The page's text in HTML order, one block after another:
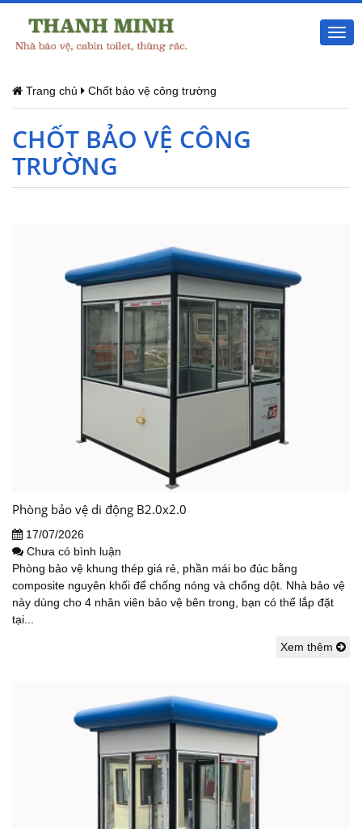
Trang chủ Chốt bảo vệ công trường
CHỐT BẢO VỆ CÔNG
TRƯỜNG
Phòng bảo vệ di động B2.0x2.0
17/07/2026
Chưa có bình luận
Phòng bảo vệ khung thép giá rẻ, phần mái bo đúc bằng
composite nguyên khối để chống nóng và chống dột. Nhà bảo vệ
này dùng cho 4 nhân viên bảo vệ bên trong, bạn có thể lắp đặt
tại...
Xem thêm